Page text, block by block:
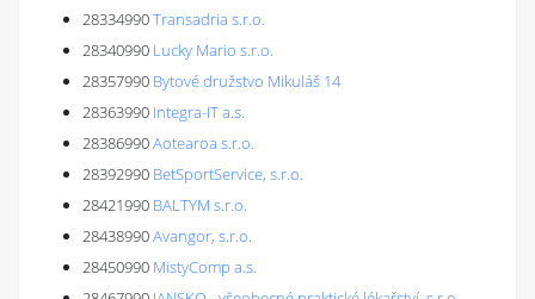
28334990Transadria s.r.o.
28340990 Lucky Mario s.r.o.
28357990 Bytové družstvo Mikuláš 14
28363990 Integra-IT a.s.
28386990Aotearoa s.r.o.
28392990 BetSportService, s.r.o.
28421990 BALTYM s.r.o.
28438990Avangor, s.r.o.
28450990 MistyComp a.s.